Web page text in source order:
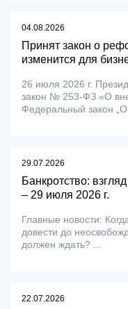
04.08.2026
Принят закон о
изменится для
26 июля 2026 г.
закон № 253-ФЗ «О
Федеральный закон „О
29.07.2026
Банкротство:
– 29 июля 2026 г.
Главные новости:
довести до
должен ждать? ...
22.07.2026